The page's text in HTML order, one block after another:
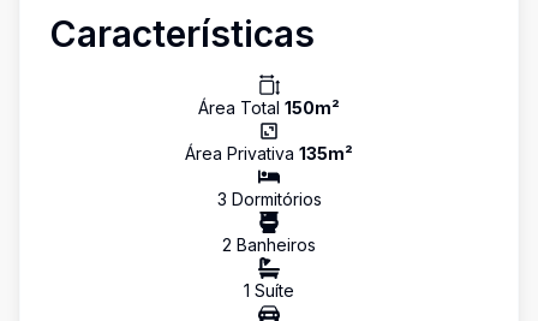
Características
Área Total 150m²
Área Privativa 135m²
3 Dormitórios
2 Banheiros
1 Suíte